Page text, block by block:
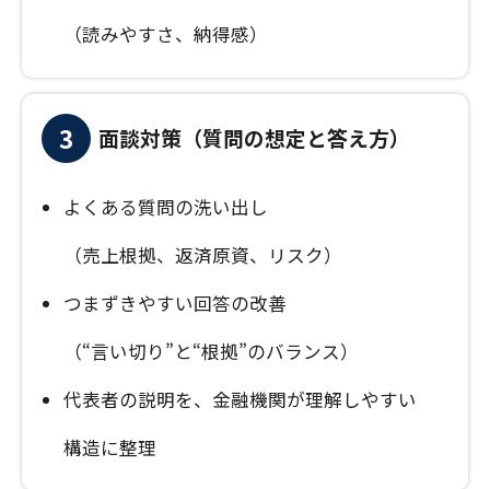
（読みやすさ、納得感）
3 面談対策（質問の想定と答え方）
よくある質問の洗い出し
（売上根拠、返済原資、リスク）
つまずきやすい回答の改善
（“言い切り”と“根拠”のバランス）
代表者の説明を、金融機関が理解しやすい
構造に整理